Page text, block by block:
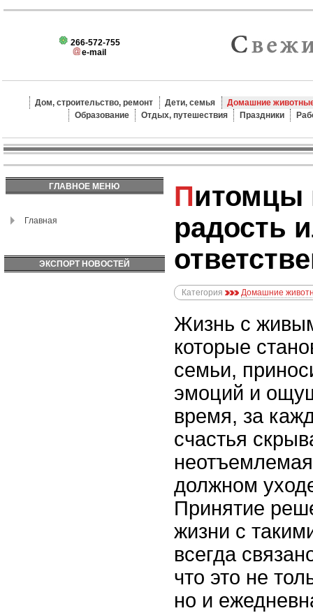
266-572-755
e-mail
Дом, строительство, ремонт Дети, семья
Домашние
Образование
Отдых, путешествия Праздники
ГЛАВНОЕ МЕНЮ
Главная
ЭКСПОРТ НОВОСТЕЙ
Питомцы в доме:
радость
Категория Домашние
Жизнь с
которые
семьи,
эмоций и
время, за
счастья
должном
Принятие
жизни с
всегда
что это не
но и